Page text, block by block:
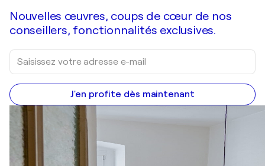
Nouvelles œuvres, coups de cœur de nos
conseillers, fonctionnalités exclusives.
J'en profite dès maintenant